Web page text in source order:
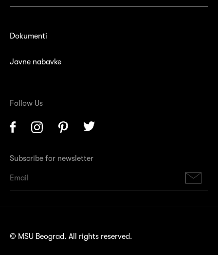
Dokumenti
Javne nabavke
Follow Us
Facebook InstagramPinterest
Subscribe for newsletter
© MSU Beograd. All rights reserved.